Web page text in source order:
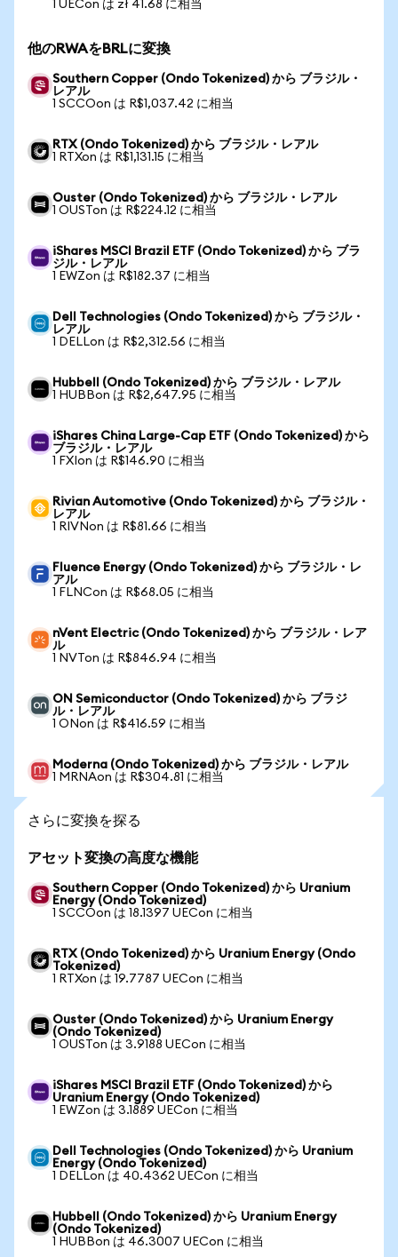
1 UECon は zł 41.68 に相当
他のRWAをBRLに変換
Southern Copper (Ondo Tokenized) から ブラジル・
レアル
1 SCCOon は R$1,037.42 に相当
RTX (Ondo Tokenized) から ブラジル・レアル
1 RTXon は R$1,131.15 に相当
Ouster (Ondo Tokenized) から ブラジル・レアル
1 OUSTon は R$224.12 に相当
iShares MSCI Brazil ETF (Ondo Tokenized) から ブラ
ジル・レアル
1 EWZon は R$182.37 に相当
Dell Technologies (Ondo Tokenized) から ブラジル・
レアル
1 DELLon は R$2,312.56 に相当
Hubbell (Ondo Tokenized) から ブラジル・レアル
1 HUBBon は R$2,647.95 に相当
iShares China Large-Cap ETF (Ondo Tokenized) から
ブラジル・レアル
1 FXIon は R$146.90 に相当
Rivian Automotive (Ondo Tokenized) から ブラジル・
レアル
1 RIVNon は R$81.66 に相当
Fluence Energy (Ondo Tokenized) から ブラジル・レ
アル
1 FLNCon は R$68.05 に相当
nVent Electric (Ondo Tokenized) から ブラジル・レア
ル
1 NVTon は R$846.94 に相当
ON Semiconductor (Ondo Tokenized) から ブラジ
ル・レアル
1 ONon は R$416.59 に相当
Moderna (Ondo Tokenized) から ブラジル・レアル
1 MRNAon は R$304.81 に相当
さらに変換を探る
アセット変換の高度な機能
Southern Copper (Ondo Tokenized) から Uranium
Energy (Ondo Tokenized)
1 SCCOon は 18.1397 UECon に相当
RTX (Ondo Tokenized) から Uranium Energy (Ondo
Tokenized)
1 RTXon は 19.7787 UECon に相当
Ouster (Ondo Tokenized) から Uranium Energy
(Ondo Tokenized)
1 OUSTon は 3.9188 UECon に相当
iShares MSCI Brazil ETF (Ondo Tokenized) から
Uranium Energy (Ondo Tokenized)
1 EWZon は 3.1889 UECon に相当
Dell Technologies (Ondo Tokenized) から Uranium
Energy (Ondo Tokenized)
1 DELLon は 40.4362 UECon に相当
Hubbell (Ondo Tokenized) から Uranium Energy
(Ondo Tokenized)
1 HUBBon は 46.3007 UECon に相当